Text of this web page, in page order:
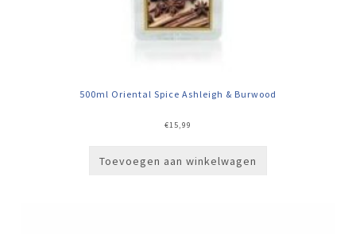
500ml Oriental Spice Ashleigh & Burwood
€15,99
Toevoegen aan winkelwagen